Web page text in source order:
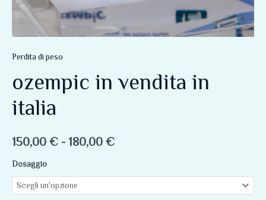
Perdita di peso
ozempic in vendita in
italia
150,00 € - 180,00 €
Dosaggio